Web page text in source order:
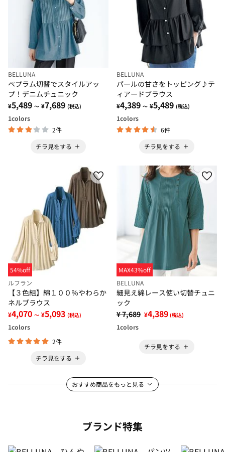
BELLUNA
ペプラム切替でスタイルアッ
プ！デニムチュニック
¥5,489 ～ ¥7,689 (税込)
1colors
2件
チラ見をする
BELLUNA
パールの甘さをトッピング♪テ
ィアードブラウス
¥4,389 ～ ¥5,489 (税込)
1colors
6件
チラ見をする
54%off
ルフラン
【３色組】綿１００％やわらか
ネルブラウス
¥4,070 ～ ¥5,093 (税込)
1colors
2件
チラ見をする
MAX43%off
BELLUNA
細見え綿レース使い切替チュニ
ック
¥ 7,689 ¥4,389 (税込)
1colors
チラ見をする
おすすめ商品をもっと見る
ブランド特集